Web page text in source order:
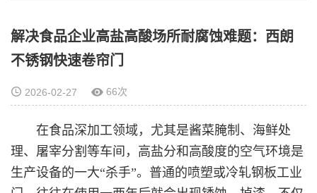
解决食品企业高盐高酸场所耐腐蚀难题：西朗
不锈钢快速卷帘门
2026-02-27 66次
在食品深加工领域，尤其是酱菜腌制、海鲜处
理、屠宰分割等车间，高盐分和高酸度的空气环境是
生产设备的一大“杀手”。普通的喷塑或冷轧钢板工业